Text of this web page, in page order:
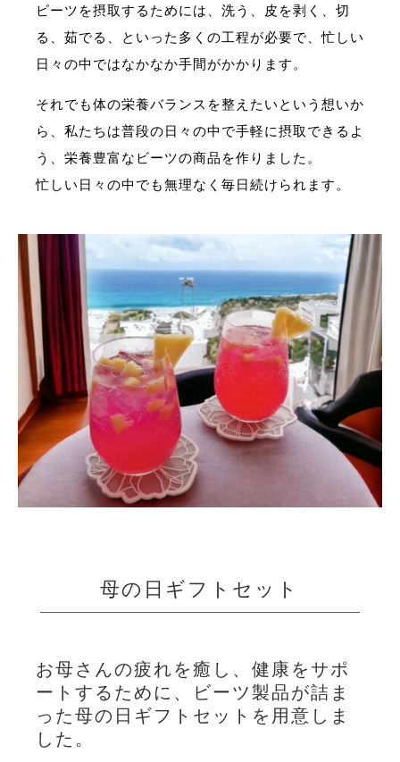
ビーツを摂取するためには、洗う、皮を剥く、切
る、茹でる、といった多くの工程が必要で、忙しい
日々の中ではなかなか手間がかかります。
それでも体の栄養バランスを整えたいという想いか
ら、私たちは普段の日々の中で手軽に摂取できるよ
う、栄養豊富なビーツの商品を作りました。
忙しい日々の中でも無理なく毎日続けられます。
母の日ギフトセット
お母さんの疲れを癒し、健康をサポ
ートするために、ビーツ製品が詰ま
った母の日ギフトセットを用意しま
した。